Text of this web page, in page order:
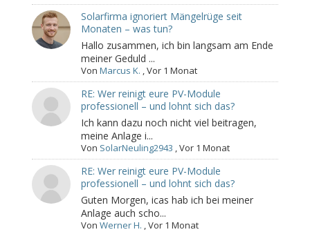
Solarfirma ignoriert Mängelrüge seit
Monaten – was tun?
Hallo zusammen, ich bin langsam am Ende
meiner Geduld ...
VonMarcus K. ,Vor 1 Monat
RE: Wer reinigt eure PV-Module
professionell – und lohnt sich das?
Ich kann dazu noch nicht viel beitragen,
meine Anlage i...
Von SolarNeuling2943 ,Vor 1 Monat
RE: Wer reinigt eure PV-Module
professionell – und lohnt sich das?
Guten Morgen, icas hab ich bei meiner
Anlage auch scho...
VonWerner H. ,Vor 1 Monat